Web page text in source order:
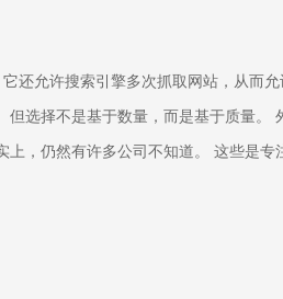
还允许搜索引擎多次抓取网站，从而
选择不是基于数量，而是基于质量。
，仍然有许多公司不知道。 这些是